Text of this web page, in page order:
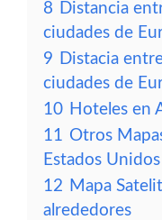
8 Distancia
ciudades de
9 Distacia
ciudades de
10 Hoteles en
11 Otros
Estados Unidos
12 Mapa
alrededores